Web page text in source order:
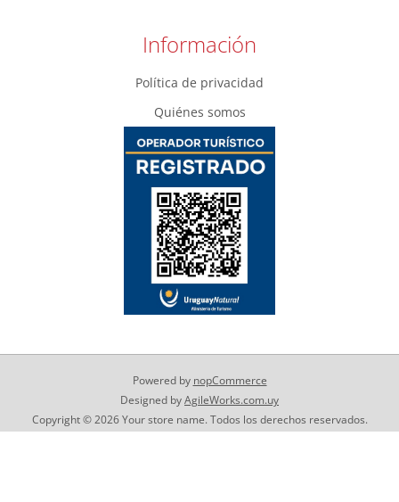
Información
Política de privacidad
Quiénes somos
Powered by nopCommerce
Designed byAgileWorks.com.uy
Copyright © 2026 Your store name. Todos los derechos reservados.